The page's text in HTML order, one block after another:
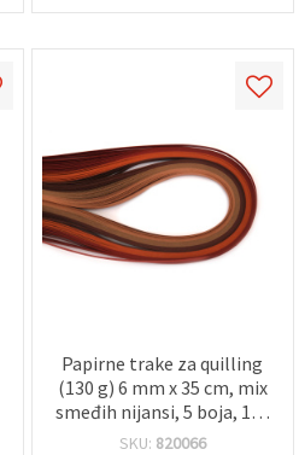
Papirne trake za quilling
(130 g) 6 mm x 35 cm, mix
smeđih nijansi, 5 boja, 100
komada
SKU: 820066